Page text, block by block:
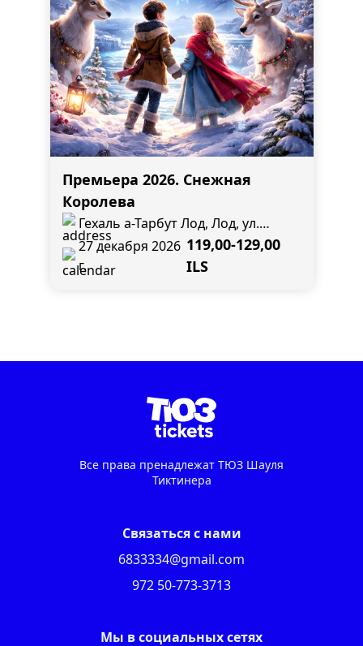
Премьера 2026. Снежная
Королева
Гехаль а-Тарбут Лод, Лод, ул.
Каплан, 2, угол ул. Гистадрут
27 декабря 2026
г.
119,00-129,00
ILS
Все права пренадлежат ТЮЗ Шауля
Тиктинера
Связаться с нами
6833334@gmail.com
972 50-773-3713
Мы в социальных сетях